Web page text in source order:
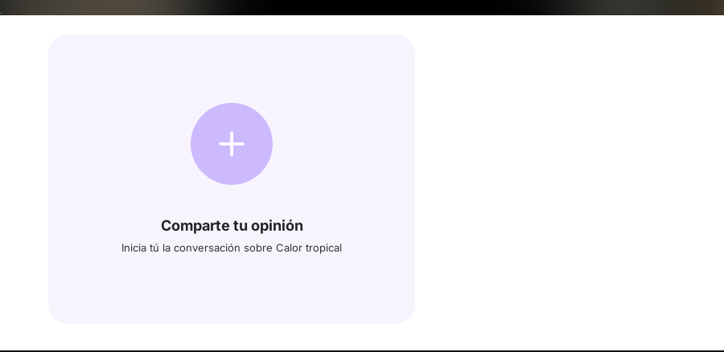
Comparte tu opinión
Inicia tú la conversación sobre Calor tropical